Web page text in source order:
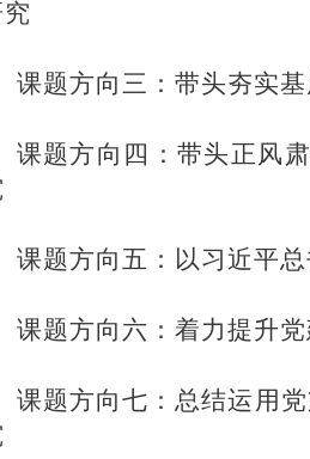
课题方向三：带头夯实
课题方向四：带头正风
课题方向五：以习近平
课题方向六：着力提升
课题方向七：总结运用